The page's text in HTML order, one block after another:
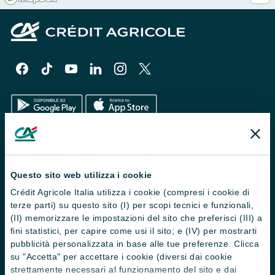
Questo sito web utilizza i cookie
Crédit Agricole Italia utilizza i cookie (compresi i cookie di
terze parti) su questo sito (I) per scopi tecnici e funzionali,
(II) memorizzare le impostazioni del sito che preferisci (III) a
fini statistici, per capire come usi il sito; e (IV) per mostrarti
pubblicità personalizzata in base alle tue preferenze. Clicca
su "Accetta" per accettare i cookie (diversi dai cookie
strettamente necessari al funzionamento del sito e dai
Trova filiali
Contattaci
Domande frequenti
Successioni
Servizi e pagamenti digitali